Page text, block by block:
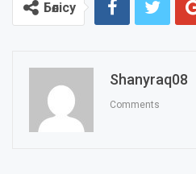
Бөлісу
Shanyraq08
Comments